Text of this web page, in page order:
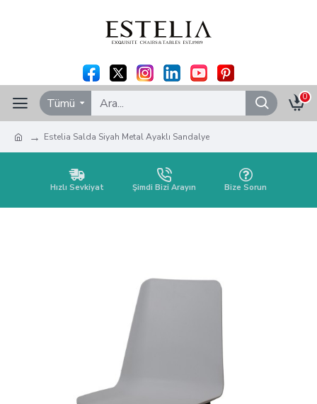
Tümü 0
Estelia Salda Siyah Metal Ayaklı Sandalye
Hızlı Sevkiyat Şimdi Bizi Arayın Bize Sorun